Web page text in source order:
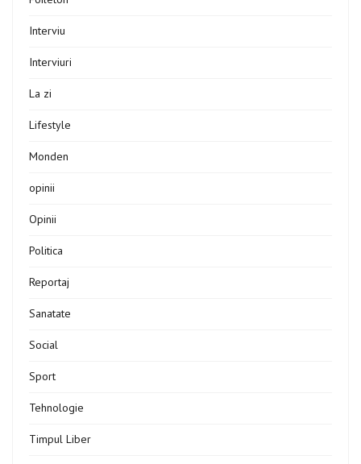
Interviu
Interviuri
La zi
Lifestyle
Monden
opinii
Opinii
Politica
Reportaj
Sanatate
Social
Sport
Tehnologie
Timpul Liber